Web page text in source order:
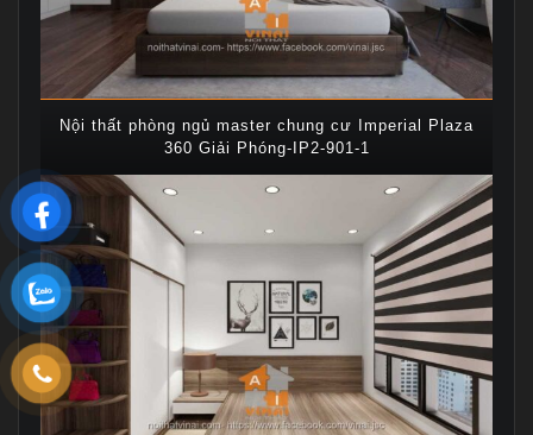
Nội thất phòng ngủ master chung cư Imperial Plaza
360 Giải Phóng-IP2-901-1